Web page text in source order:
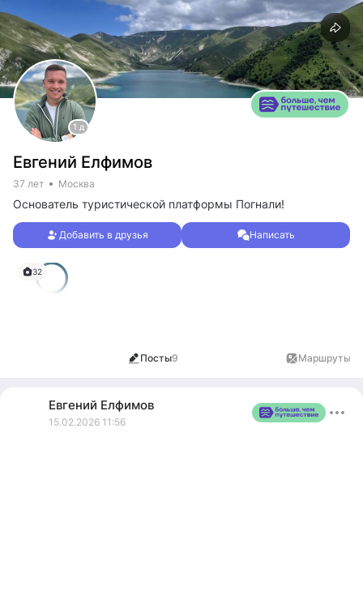
1 д
Евгений Елфимов
37 лет Москва
Основатель туристической платформы Погнали!
Добавить в друзья Написать
32
Посты9 Маршруты
Евгений Елфимов
15.02.2026 11:56